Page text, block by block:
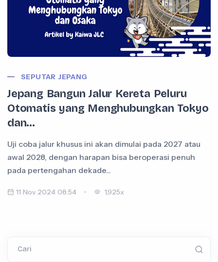
SEPUTAR JEPANG
Jepang Bangun Jalur Kereta Peluru
Otomatis yang Menghubungkan Tokyo
dan...
Uji coba jalur khusus ini akan dimulai pada 2027 atau
awal 2028, dengan harapan bisa beroperasi penuh
pada pertengahan dekade...
11 Nov 2024 08:54 1,925x
Cari